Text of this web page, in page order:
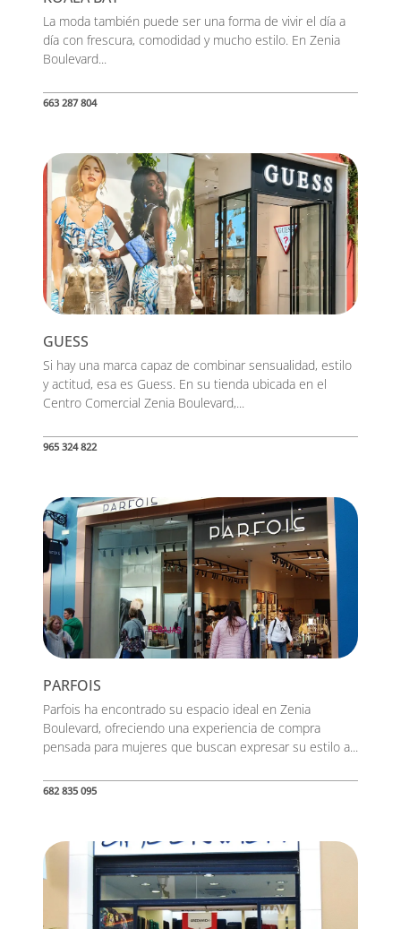
La moda también puede ser una forma de vivir el día a
día con frescura, comodidad y mucho estilo. En Zenia
Boulevard...
663 287 804
GUESS
Si hay una marca capaz de combinar sensualidad, estilo
y actitud, esa es Guess. En su tienda ubicada en el
Centro Comercial Zenia Boulevard,...
965 324 822
PARFOIS
Parfois ha encontrado su espacio ideal en Zenia
Boulevard, ofreciendo una experiencia de compra
pensada para mujeres que buscan expresar su estilo a...
682 835 095